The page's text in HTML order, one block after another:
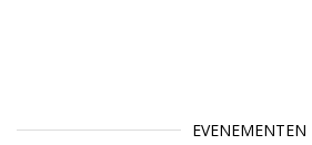
EVENEMENTEN